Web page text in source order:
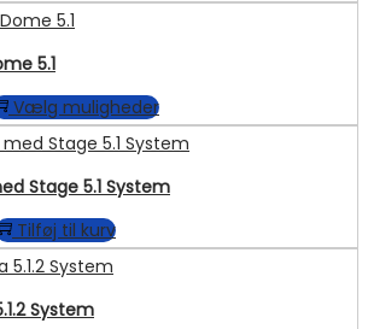
5.1
Vælg mulighederDette
vare
varianter.
Stage 5.1 System
Tilføj til kurv
System